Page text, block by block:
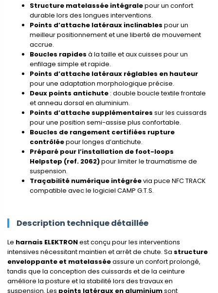
Structure matelassée intégralepour un confort
durable lors des longues interventions.
Points d’attache latéraux inclinables pour un
meilleur positionnement et une liberté de mouvement
accrue.
Boucles rapides à la taille et aux cuisses pour un
enfilage simple et rapide.
Points d’attache latéraux réglables en hauteur
pour une adaptation morphologique précise.
Deux points antichute : double boucle textile frontale
et anneau dorsal en aluminium.
Points d’attache supplémentaires sur les cuissards
pour une position semi-assise plus confortable.
Boucles de rangement certifiées rupture
contrôléepour longes d’antichute.
Préparé pour l’installation de foot-loops
Helpstep (ref. 2062)pour limiter le traumatisme de
suspension.
Traçabilité numérique intégréevia puce NFC TRACK
compatible avec le logiciel CAMP G.T.S.
Description technique détaillée
Le harnais ELEKTRONest conçu pour les interventions
intensives nécessitant maintien et arrêt de chute. Sa structure
enveloppante et matelasséeassure un confort prolongé,
tandis que la conception des cuissards et de la ceinture
améliore la posture et la stabilité lors des travaux en
suspension. Les points latéraux en aluminiumsont